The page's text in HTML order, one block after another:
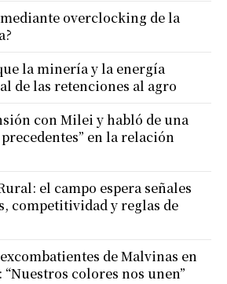
overclocking de la
la minería y la energía
de las retenciones al agro
con Milei y habló de una
en la relación
el campo espera señales
competitividad y reglas de
de Malvinas en
“Nuestros colores nos unen”